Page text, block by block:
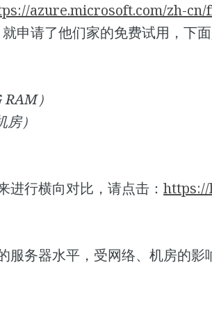
azure.microsoft.com/zh-cn/
申请了他们家的免费试用，下面
）
）
进行横向对比，请点击：
服务器水平，受网络、机房的影